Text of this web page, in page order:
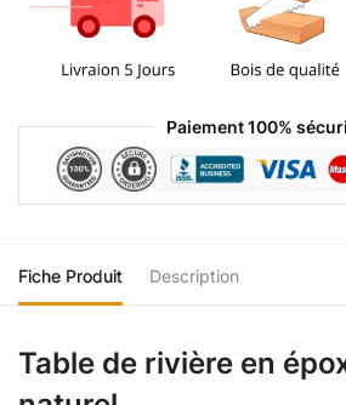
Paiement 100%
Fiche Produit Description
Table de rivière en